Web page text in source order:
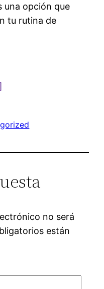
una opción que
tu rutina de
no será
están